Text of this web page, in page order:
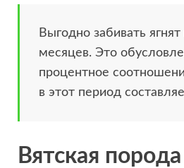
Выгодно забивать
месяцев. Это
процентное
в этот период
Вятская порода